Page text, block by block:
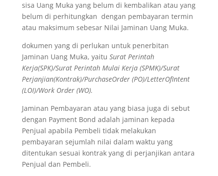
sisa Uang Muka yang belum di kembalikan atau yang
belum di perhitungkan dengan pembayaran termin
atau maksimum sebesar Nilai Jaminan Uang Muka.
dokumen yang di perlukan untuk penerbitan
Jaminan Uang Muka, yaitu Surat Perintah
Kerja(SPK)/Surat Perintah Mulai Kerja (SPMK)/Surat
Perjanjian(Kontrak)/PurchaseOrder (PO)/LetterOfIntent
(LOI)/Work Order (WO).
Jaminan Pembayaran atau yang biasa juga di sebut
dengan Payment Bond adalah jaminan kepada
Penjual apabila Pembeli tidak melakukan
pembayaran sejumlah nilai dalam waktu yang
ditentukan sesuai kontrak yang di perjanjikan antara
Penjual dan Pembeli.